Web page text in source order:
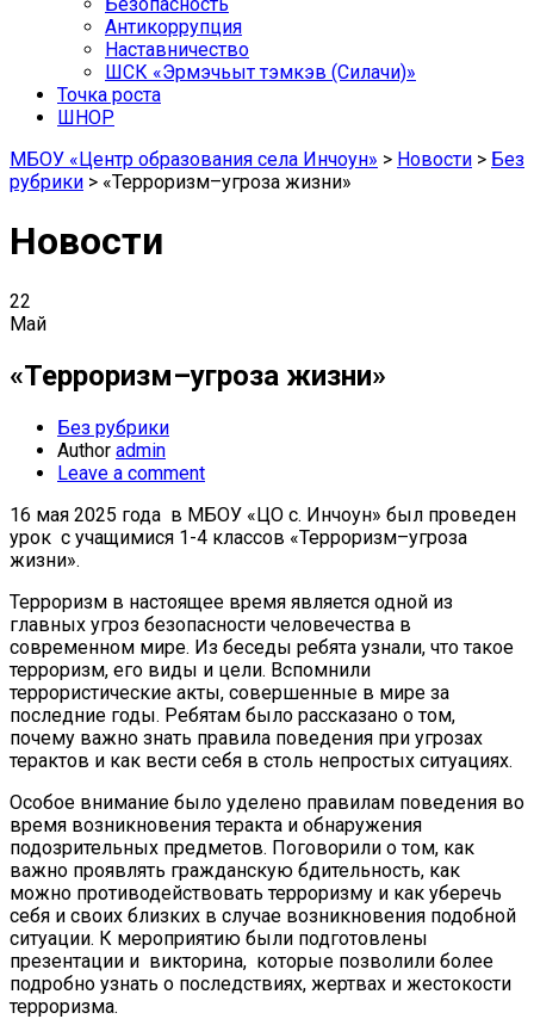
Антикоррупция
Наставничество
ШСК «Эрмэчьыт тэмкэв (Силачи)»
Точка роста
ШНОР
МБОУ «Центр образования села Инчоун» > Новости > Без
рубрики > «Терроризм–угроза жизни»
Новости
22
Май
«Терроризм–угроза жизни»
Без рубрики
Author admin
Leave a comment
16 мая 2025 года в МБОУ «ЦО с. Инчоун» был проведен
урок с учащимися 1-4 классов «Терроризм–угроза
жизни».
Терроризм в настоящее время является одной из
главных угроз безопасности человечества в
современном мире. Из беседы ребята узнали, что такое
терроризм, его виды и цели. Вспомнили
террористические акты, совершенные в мире за
последние годы. Ребятам было рассказано о том,
почему важно знать правила поведения при угрозах
терактов и как вести себя в столь непростых ситуациях.
Особое внимание было уделено правилам поведения во
время возникновения теракта и обнаружения
подозрительных предметов. Поговорили о том, как
важно проявлять гражданскую бдительность, как
можно противодействовать терроризму и как уберечь
себя и своих близких в случае возникновения подобной
ситуации. К мероприятию были подготовлены
презентации и викторина, которые позволили более
подробно узнать о последствиях, жертвах и жестокости
терроризма.